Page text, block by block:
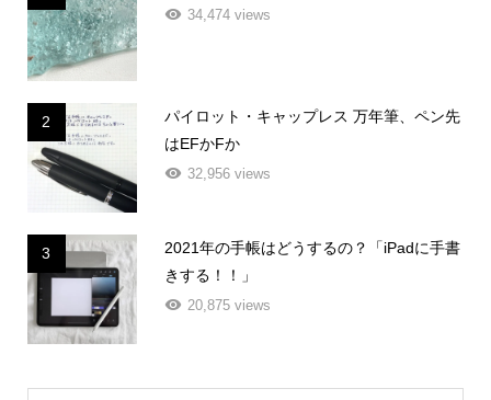
34,474 views
2
パイロット・キャップレス 万年筆、ペン先
はEFかFか
32,956 views
3
2021年の手帳はどうするの？「iPadに手書
きする！！」
20,875 views